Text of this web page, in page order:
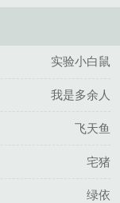
实验小白鼠
我是多余人
飞天鱼
宅猪
绿依